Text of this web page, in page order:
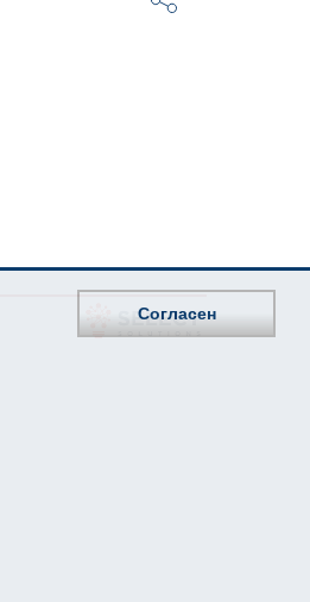
Согласен